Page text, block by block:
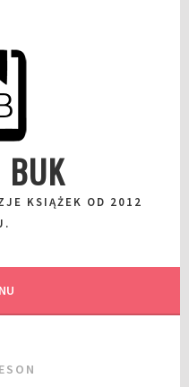
BUK
KSIĄŻEK OD 2012